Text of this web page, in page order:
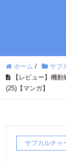
ホーム / サブ
【レビュー】機
(25)【マンガ】
サブカルチャ